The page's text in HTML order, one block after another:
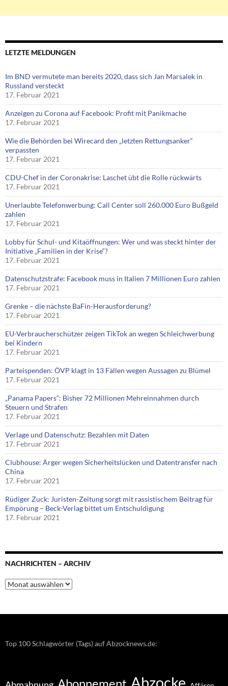
LETZTE MELDUNGEN
Im BND vermutete man bereits 2020, dass sich Jan Marsalek in
Russland versteckt
17. Februar 2021
Anzeigen zu Corona auf Facebook: Profit mit Panikmache
17. Februar 2021
Wie die Behörden bei Wirecard den „letzten Rettungsanker“
verpassten
17. Februar 2021
CDU-Chef in der Coronakrise: Laschet übt die Rolle rückwärts
17. Februar 2021
Unerlaubte Telefonwerbung: Call Center soll 260.000 Euro Bußgeld
zahlen
17. Februar 2021
Lobby für Schul- und Kitaöffnungen: Wer und was steckt hinter der
Initiative „Familien in der Krise“?
17. Februar 2021
Datenschutzstrafe: Facebook muss in Italien 7 Millionen Euro zahlen
17. Februar 2021
Grenke – die nächste BaFin-Herausforderung?
17. Februar 2021
EU-Verbraucherschützer zeigen TikTok an wegen Schleichwerbung
bei Kindern
17. Februar 2021
Parteispenden: ÖVP klagt in 13 Fällen wegen Aussagen zu Blümel
17. Februar 2021
„Panama Papers“: Bisher 72 Millionen Mehreinnahmen durch
Steuern und Strafen
17. Februar 2021
Verlage und Datenschutz: Bezahlen mit Daten
17. Februar 2021
Clubhouse: Ärger wegen Sicherheitslücken und Datentransfer nach
China
17. Februar 2021
Rüdiger Zuck: Juristen-Zeitung sorgt mit rassistischem Beitrag für
Empörung – Beck-Verlag bittet um Entschuldigung
17. Februar 2021
NACHRICHTEN – ARCHIV
Nachrichten
–
Top 100 Schlagwörter (Tags) auf Abzocknews.de:
Abzocke